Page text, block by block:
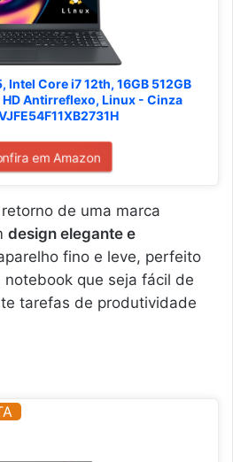
Intel Core i7 12th, 16GB 512GB
HD Antirreflexo, Linux - Cinza
em Amazon
de uma marca
design elegante e
fino e leve, perfeito
que seja fácil de
tarefas de produtividade